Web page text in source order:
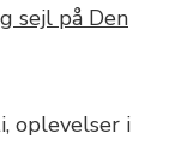
sejl på Den